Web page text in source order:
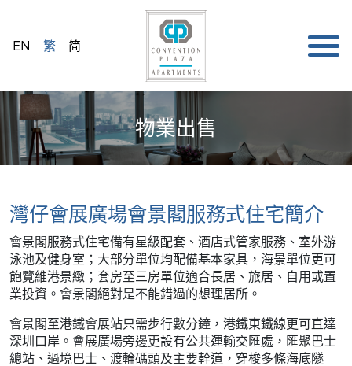
EN 繁 简
物業出售
灣仔會展廣場會景閣服務式住宅簡介
會景閣服務式住宅備有星級配套、酒店式管家服務、室外游
泳池及健身室；大部分單位均配備基本家具，海景單位更可
飽覽維港景緻；套房至三房單位適合長居、旅居、自用或置
業投資。會景閣絕對是不能錯過的想理居所。
會景閣至港鐵會展站只需步行數分鐘，港鐵東鐵線更可直達
深圳口岸。會展廣場旁邊更設有公共運輸交匯處，匯聚巴士
總站、過境巴士、渡輪碼頭及主要幹道，穿梭多條海底隧